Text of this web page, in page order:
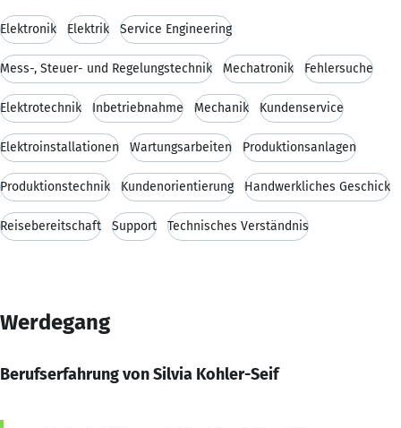
Elektronik Elektrik Service Engineering
Mess-, Steuer- und Regelungstechnik Mechatronik Fehlersuche
Elektrotechnik Inbetriebnahme Mechanik Kundenservice
Elektroinstallationen Wartungsarbeiten Produktionsanlagen
Produktionstechnik Kundenorientierung Handwerkliches Geschick
Reisebereitschaft Support Technisches Verständnis
Werdegang
Berufserfahrung von Silvia Kohler-Seif